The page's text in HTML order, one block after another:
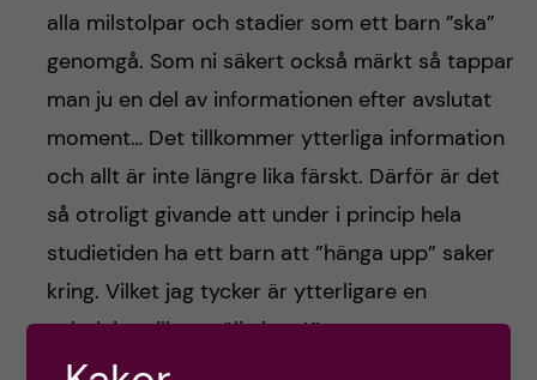
alla milstolpar och stadier som ett barn ”ska”
genomgå. Som ni säkert också märkt så tappar
man ju en del av informationen efter avslutat
moment… Det tillkommer ytterliga information
och allt är inte längre lika färskt. Därför är det
så otroligt givande att under i princip hela
studietiden ha ett barn att ”hänga upp” saker
kring. Vilket jag tycker är ytterligare en
anledning till att välja just KI.